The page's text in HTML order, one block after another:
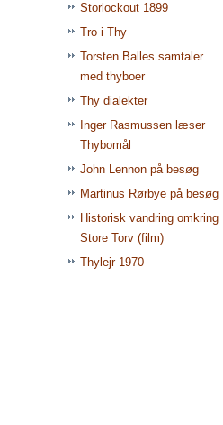
Storlockout 1899
Tro i Thy
Torsten Balles samtaler
med thyboer
Thy dialekter
Inger Rasmussen læser
Thybomål
John Lennon på besøg
Martinus Rørbye på besøg
Historisk vandring omkring
Store Torv (film)
Thylejr 1970